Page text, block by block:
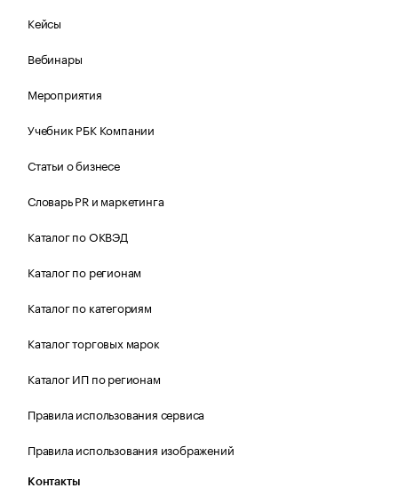
Кейсы
Вебинары
Мероприятия
Учебник РБК Компании
Статьи о бизнесе
Словарь PR и маркетинга
Каталог по ОКВЭД
Каталог по регионам
Каталог по категориям
Каталог торговых марок
Каталог ИП по регионам
Правила использования сервиса
Правила использования изображений
Контакты